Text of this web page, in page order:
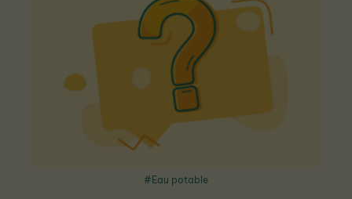
#Eau potable